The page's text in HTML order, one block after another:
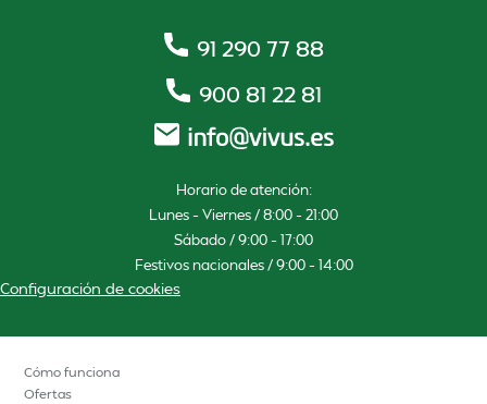
91 290 77 88
900 81 22 81
Horario de atención:
Lunes – Viernes / 8:00 – 21:00
Sábado / 9:00 – 17:00
Festivos nacionales / 9:00 – 14:00
Configuración de cookies
Cómo funciona
Ofertas